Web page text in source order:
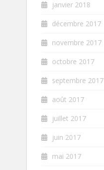
janvier 2018
décembre 2017
novembre 2017
octobre 2017
septembre 2017
août 2017
juillet 2017
juin 2017
mai 2017